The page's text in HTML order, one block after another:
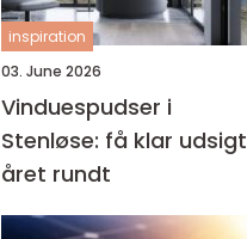
inspiration
03. June 2026
Vinduespudser i
Stenløse: få klar udsigt
året rundt